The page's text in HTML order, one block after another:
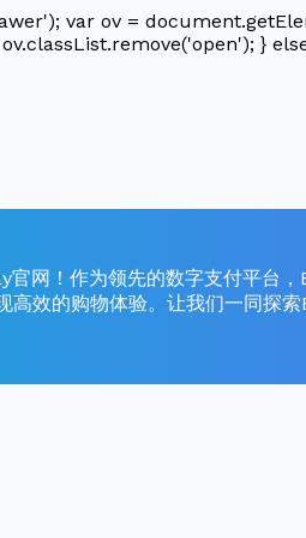
var ov =
}
网！作为领先的数字支付平台
效的购物体验。让我们一同探